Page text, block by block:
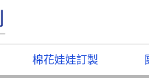
棉花娃娃訂製